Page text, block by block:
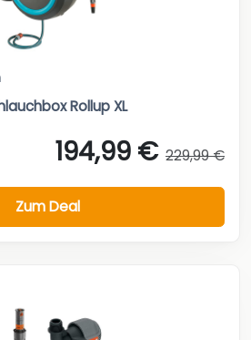
Rollup XL
194,99 € 229,99 €
Zum Deal